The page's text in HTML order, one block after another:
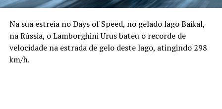
Na sua estreia no Days of Speed, no gelado lago Baikal,
na Rússia, o Lamborghini Urus bateu o recorde de
velocidade na estrada de gelo deste lago, atingindo 298
km/h.